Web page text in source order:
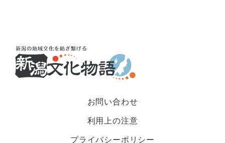
お問い合わせ
利用上の注意
プライバシーポリシー